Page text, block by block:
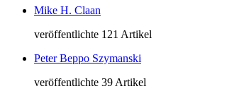
Mike H. Claan
veröffentlichte 121 Artikel
Peter Beppo Szymanski
veröffentlichte 39 Artikel